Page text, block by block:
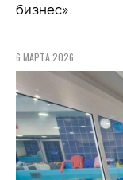
бизнес».
6 МАРТА 2026